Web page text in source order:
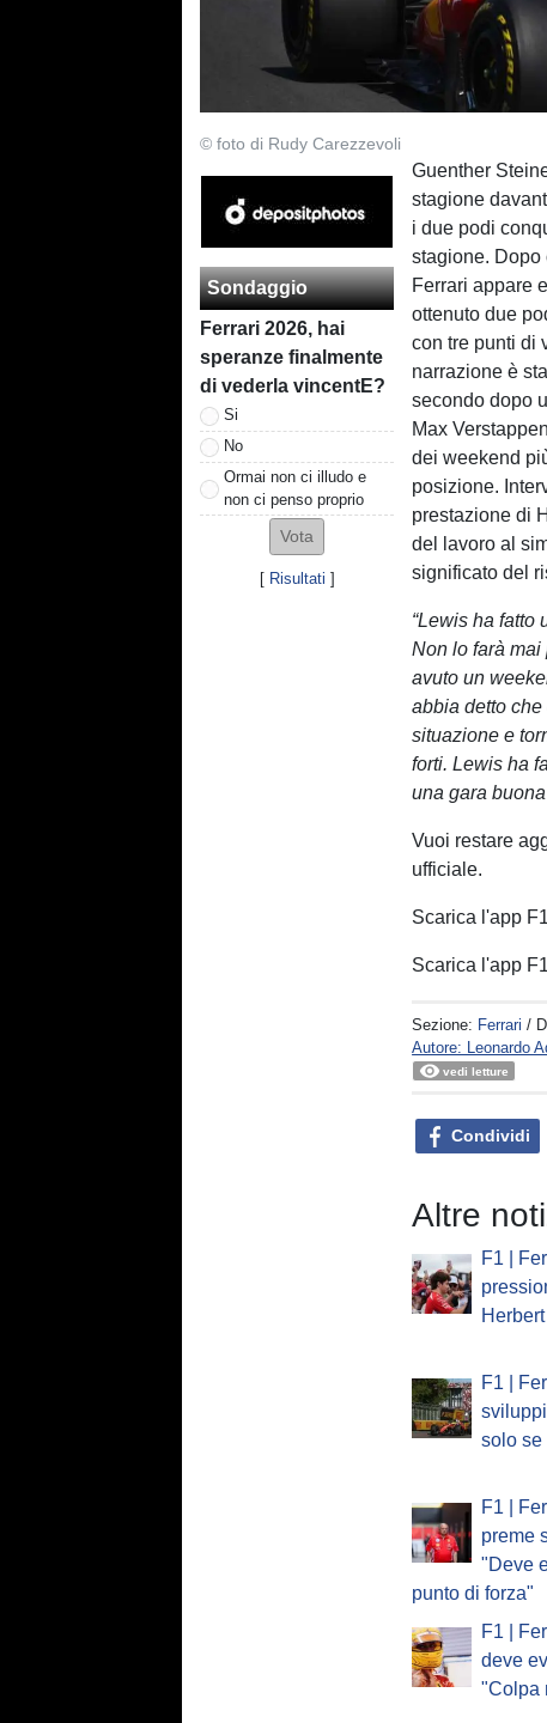
© foto di Rudy Carezzevoli
Sondaggio
Ferrari 2026, hai
speranze finalmente
di vederla vincentE?
Si
No
Ormai non ci illudo e
non ci penso proprio
[ Risultati ]
Guenther
stagione
i due podi
stagione. Dopo
Ferrari appare
ottenuto due
con tre punti di
narrazione è
secondo dopo
Max
dei weekend
posizione.
prestazione di
del lavoro al
significato del
“Lewis ha fatto
Non lo farà mai
avuto un
abbia detto
situazione e
forti. Lewis ha
una gara
Vuoi restare
ufficiale.
Scarica l'app
Scarica l'app
Sezione: Ferrari /
Autore: Leonardo
vedi letture
Condividi
Altre
F1 |
F1 |
solo se
F1 |
preme
"Deve
punto di forza"
F1 |
deve
"Colpa